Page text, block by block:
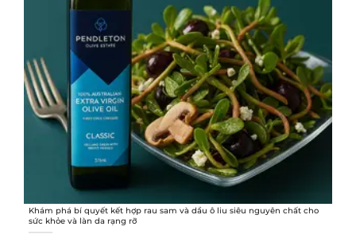
Khám phá bí quyết kết hợp rau sam và dầu ô liu siêu nguyên chất cho
sức khỏe và làn da rạng rỡ